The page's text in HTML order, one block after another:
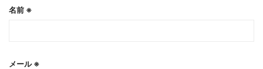
名前 ※
メール※